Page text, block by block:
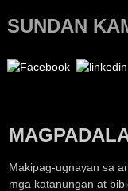
SUNDAN
Makipag-ugnayan sa
mga katanungan at